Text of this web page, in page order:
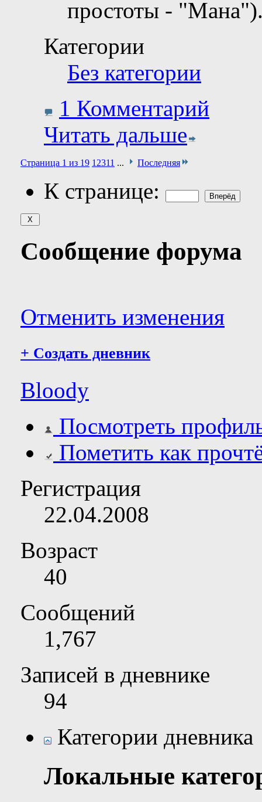
простоты -
Категории
Без категории
1 Комментарий
Читать дальше
Страница 1 из 19 1 2311 ... Последняя
К странице:
Сообщение форума
Отменить изменения
+ Создать дневник
Bloody
Посмотреть
Пометить как
Регистрация
22.04.2008
Возраст
40
Сообщений
1,767
Записей в дневнике
94
Категории дневника
Локальные